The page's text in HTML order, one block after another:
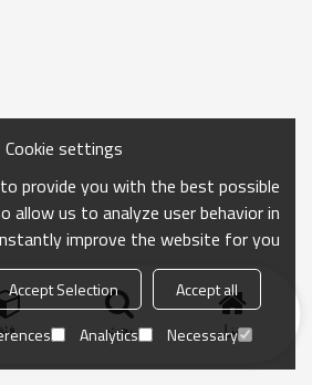
منزل بحث
Cookie settings
provide you with the best possible
allow us to analyze user behavior in
improve the website for you.
Accept all
Accept Selection
Necessary
Analytics